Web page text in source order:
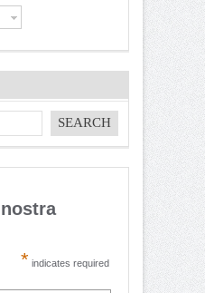
* indicates required